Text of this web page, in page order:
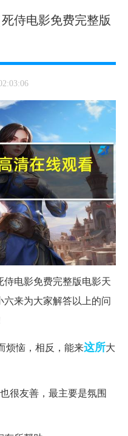
侍电影免费完整版
电影免费完整版电影天
来为大家解答以上的问
烦恼，相反，能来这所大
很友善，最主要是氛围